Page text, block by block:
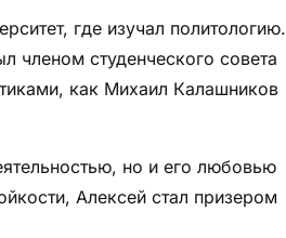
где изучал политологию.
членом студенческого совета
как Михаил Калашников
но и его любовью
Алексей стал призером